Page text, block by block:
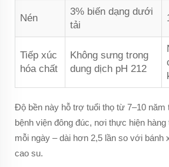
Nén
3% biến dạng dưới
tải
Tiếp xúc
hóa chất
Không sưng trong
dung dịch pH 212
Độ bền này hỗ trợ tuổi thọ từ 7–10 năm
bệnh viện đông đúc, nơi thực hiện
mỗi ngày – dài hơn 2,5 lần so với bánh
cao su.